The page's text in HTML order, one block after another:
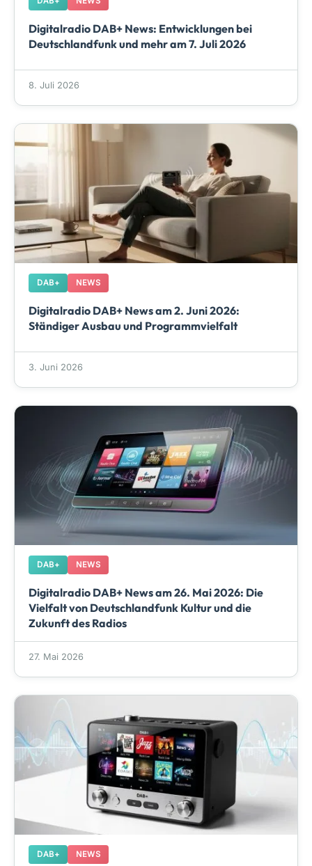
Digitalradio DAB+ News: Entwicklungen bei
Deutschlandfunk und mehr am 7. Juli 2026
8. Juli 2026
DAB+ NEWS
Digitalradio DAB+ News am 2. Juni 2026:
Ständiger Ausbau und Programmvielfalt
3. Juni 2026
DAB+ NEWS
Digitalradio DAB+ News am 26. Mai 2026: Die
Vielfalt von Deutschlandfunk Kultur und die
Zukunft des Radios
27. Mai 2026
DAB+ NEWS